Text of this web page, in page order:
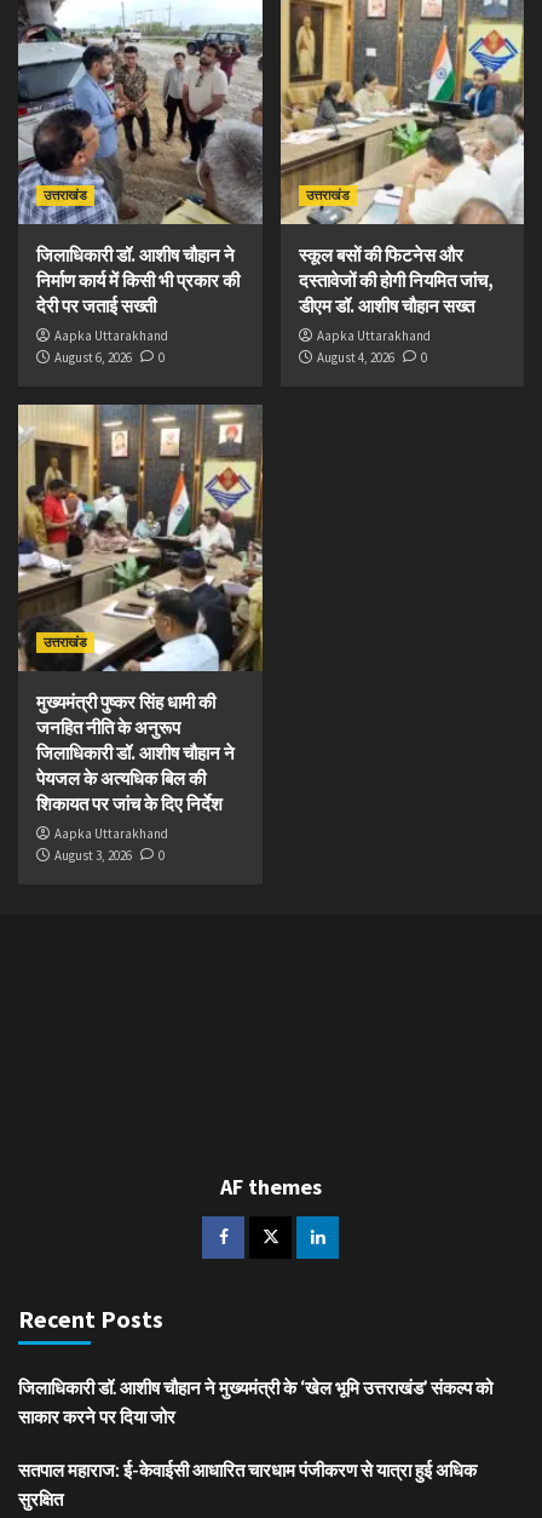
उत्तराखंड
जिलाधिकारी डॉ. आशीष चौहान ने
निर्माण कार्य में किसी भी प्रकार की
देरी पर जताई सख्ती
Aapka Uttarakhand
August 6, 2026
0
उत्तराखंड
स्कूल बसों की फिटनेस और
दस्तावेजों की होगी नियमित जांच,
डीएम डॉ. आशीष चौहान सख्त
Aapka Uttarakhand
August 4, 2026
0
उत्तराखंड
मुख्यमंत्री पुष्कर सिंह धामी की
जनहित नीति के अनुरूप
जिलाधिकारी डॉ. आशीष चौहान ने
पेयजल के अत्यधिक बिल की
शिकायत पर जांच के दिए निर्देश
Aapka Uttarakhand
August 3, 2026
0
AF themes
Recent Posts
जिलाधिकारी डॉ. आशीष चौहान ने मुख्यमंत्री के ‘खेल भूमि उत्तराखंड’ संकल्प को
साकार करने पर दिया जोर
सतपाल महाराज: ई-केवाईसी आधारित चारधाम पंजीकरण से यात्रा हुई अधिक
सुरक्षित